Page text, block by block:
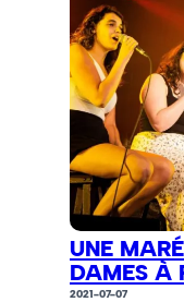
UNE
DAMES À
2021-07-07